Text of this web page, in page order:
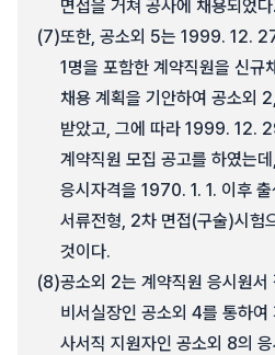
면접을 거쳐 공사에 채용되었다.
(7)또한, 공소외 5는 1999. 12.
1명을 포함한 계약직원을 신규
채용 계획을 기안하여 공소외
받았고, 그에 따라 1999. 12.
계약직원 모집 공고를 하였는
응시자격을 1970. 1. 1. 이후
서류전형, 2차 면접(구술)시험
것이다.
(8)공소외 2는 계약직원 응시원
비서실장인 공소외 4를 통하
사서직 지원자인 공소외 8의